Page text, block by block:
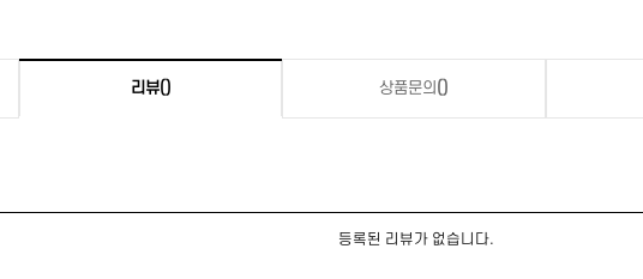
리뷰() 상품문의 ()
등록된 리뷰가 없습니다.